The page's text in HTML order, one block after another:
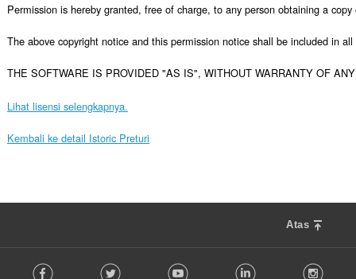
Permission is hereby granted, free of charge, to any person obtaining a
The above copyright notice and this permission notice shall be included in
THE SOFTWARE IS PROVIDED "AS IS", WITHOUT WARRANTY OF
Lihat lisensi selengkapnya.
Kembali ke detail Istoric Preturi
Atas
o Facebook Twitter Youtube LinkedIn